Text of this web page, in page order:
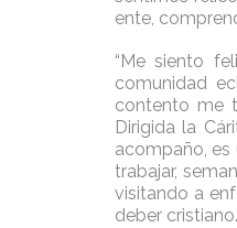
ente,
“Me siento
comunidad
contento me
Dirigida la
acompaño,
trabajar,
visitando a
deber cristiano.